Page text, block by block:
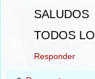
TODOS
Responder